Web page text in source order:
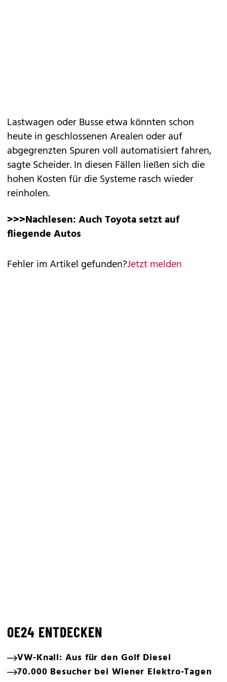
Lastwagen oder Busse etwa könnten schon
heute in geschlossenen Arealen oder auf
abgegrenzten Spuren voll automatisiert fahren,
sagte Scheider. In diesen Fällen ließen sich die
hohen Kosten für die Systeme rasch wieder
reinholen.
>>>Nachlesen:Auch Toyota setzt auf
fliegende Autos
Fehler im Artikel gefunden?Jetzt melden
OE24 ENTDECKEN
VW-Knall: Aus für den Golf Diesel
70.000 Besucher bei Wiener Elektro-Tagen